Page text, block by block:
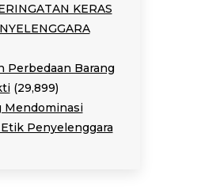
KERAS
Perbedaan Barang
(29,899)
Mendominasi
Penyelenggara